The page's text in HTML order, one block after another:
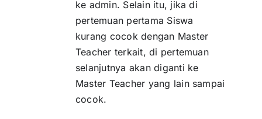
ke admin. Selain itu, jika di
pertemuan pertama Siswa
kurang cocok dengan Master
Teacher terkait, di pertemuan
selanjutnya akan diganti ke
Master Teacher yang lain sampai
cocok.